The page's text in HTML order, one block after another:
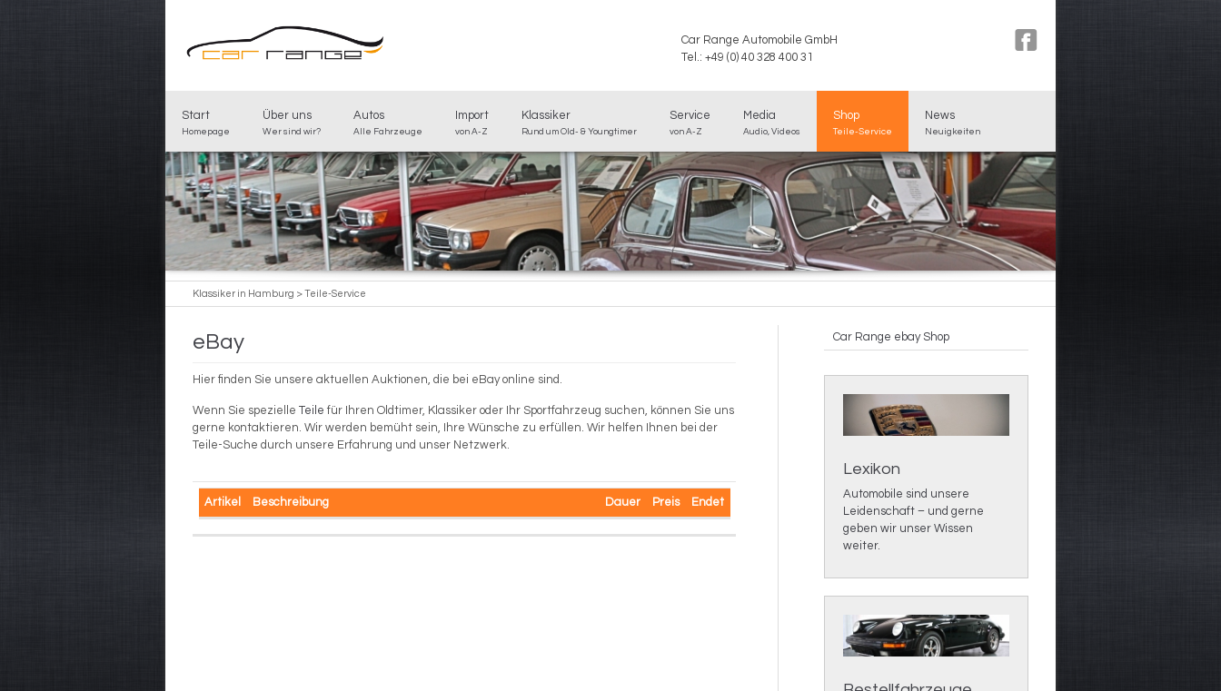
Start
Homepage
Über uns
Wer sind wir?
Autos
Alle Fahrzeuge
Import
von A-Z
Klassiker
Rund um Old- & Youngtimer
Service
von A-Z
Media
Audio, Videos
Shop
Teile-Service
News
Neuigkeiten
Car Range Automobile GmbH
Tel.: +49 (0) 40 328 400 31
Klassiker in Hamburg >Teile-Service
eBay
Hier finden Sie unsere aktuellen Auktionen, die bei eBay online sind.
Wenn Sie spezielle Teile für Ihren Oldtimer, Klassiker oder Ihr Sportfahrzeug suchen, können Sie uns
gerne kontaktieren. Wir werden bemüht sein, Ihre Wünsche zu erfüllen. Wir helfen Ihnen bei der
Teile-Suche durch unsere Erfahrung und unser Netzwerk.
Artikel Beschreibung Dauer Preis Endet
Car Range ebay Shop
Lexikon
Automobile sind unsere
Leidenschaft – und gerne
geben wir unser Wissen
weiter.